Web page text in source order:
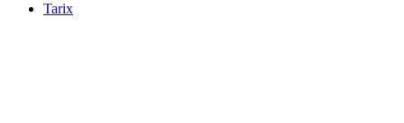
Tarix